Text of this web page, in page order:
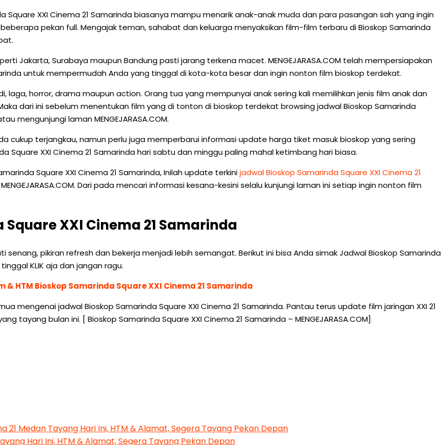
XXI Cinema 21 Samarinda biasanya mampu menarik anak-anak muda dan para pasangan sah yang ingin
pekan full. Mengajak teman, sahabat dan keluarga menyaksikan film-film terbaru di Bioskop Samarinda
Jakarta, Surabaya maupun Bandung pasti jarang terkena macet. MENGEJARASA.COM telah mempersiapakan
untuk mempermudah Anda yang tinggal di kota-kota besar dan ingin nonton film bioskop terdekat.
laga, horror, drama maupun action. Orang tua yang mempunyai anak sering kali memilihkan jenis film anak dan
dari ini sebelum menentukan film yang di tonton di bioskop terdekat browsing jadwal Bioskop Samarinda
mengunjungi laman MENGEJARASA.COM.
cukup terjangkau, namun perlu juga memperbarui informasi update harga tiket masuk bioskop yang sering
Square XXI Cinema 21 Samarinda hari sabtu dan minggu paling mahal ketimbang hari biasa.
Square XXI Cinema 21 Samarinda, Inilah update terkinijadwal Bioskop Samarinda Square XXI Cinema 21
Dari pada mencari informasi kesana-kesini selalu kunjungi laman ini setiap ingin nonton film
XXI Cinema 21 Samarinda
pikiran refresh dan bekerja menjadi lebih semangat. Berikut ini bisa Anda simak Jadwal Bioskop Samarinda
KLIK aja dan jangan ragu.
& HTM Bioskop Samarinda Square XXI Cinema 21 Samarinda
mengenai jadwal Bioskop Samarinda Square XXI Cinema 21 Samarinda. Pantau terus update film jaringan XXI 21
tayang bulan ini. [ Bioskop Samarinda Square XXI Cinema 21 Samarinda – MENGEJARASA.COM]
21 Medan Tayang Hari Ini, HTM & Alamat, Segera Tayang Pekan Depan
Hari Ini, HTM & Alamat, Segera Tayang Pekan Depan